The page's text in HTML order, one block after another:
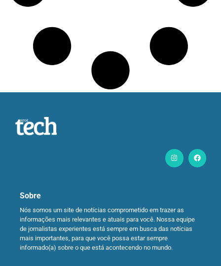
Sobre
Nós somos um site de notícias comprometido em trazer as
informações mais relevantes e atuais para você. Nossa equipe
de jornalistas experientes está sempre em busca das notícias
mais importantes, para que você possa estar sempre
informado(a) sobre o que está acontecendo no mundo.